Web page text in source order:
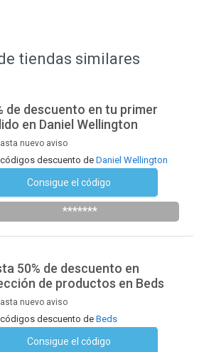
tiendas similares
de descuento en tu primer
en Daniel Wellington
nuevo aviso
descuento de Daniel Wellington
Consigue el código
*******
50% de descuento en
de productos en Beds
nuevo aviso
descuento de Beds
Consigue el código